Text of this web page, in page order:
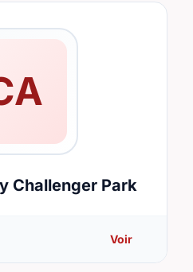
Challenger Park
Voir